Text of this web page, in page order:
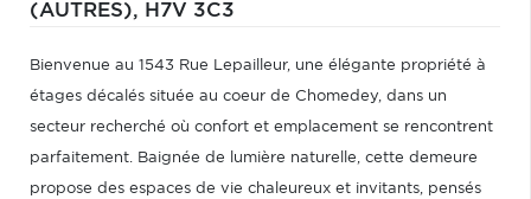
(AUTRES), H7V 3C3
Bienvenue au 1543 Rue Lepailleur, une élégante propriété à
étages décalés située au coeur de Chomedey, dans un
secteur recherché où confort et emplacement se rencontrent
parfaitement. Baignée de lumière naturelle, cette demeure
propose des espaces de vie chaleureux et invitants, pensés